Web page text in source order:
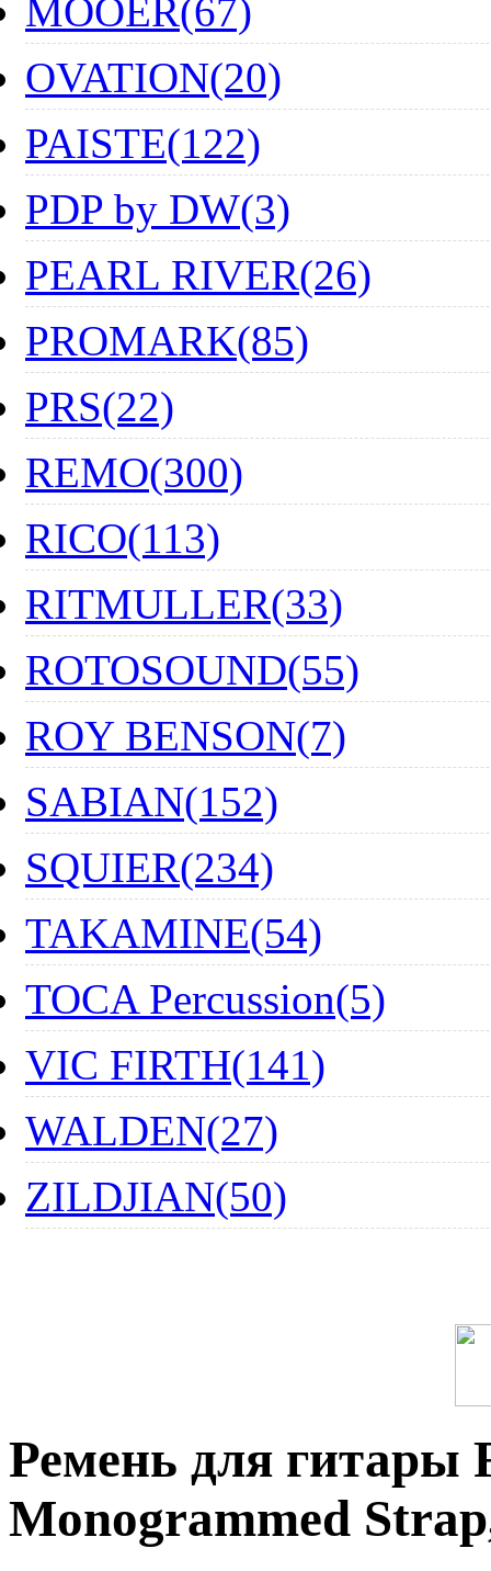
MOOER(67)
OVATION(20)
PAISTE(122)
PDP by DW(3)
PEARL RIVER(26)
PROMARK(85)
PRS(22)
REMO(300)
RICO(113)
RITMULLER(33)
ROTOSOUND(55)
ROY BENSON(7)
SABIAN(152)
SQUIER(234)
TAKAMINE(54)
TOCA Percussion(5)
VIC FIRTH(141)
WALDEN(27)
ZILDJIAN(50)
Ремень для гитары
Monogrammed